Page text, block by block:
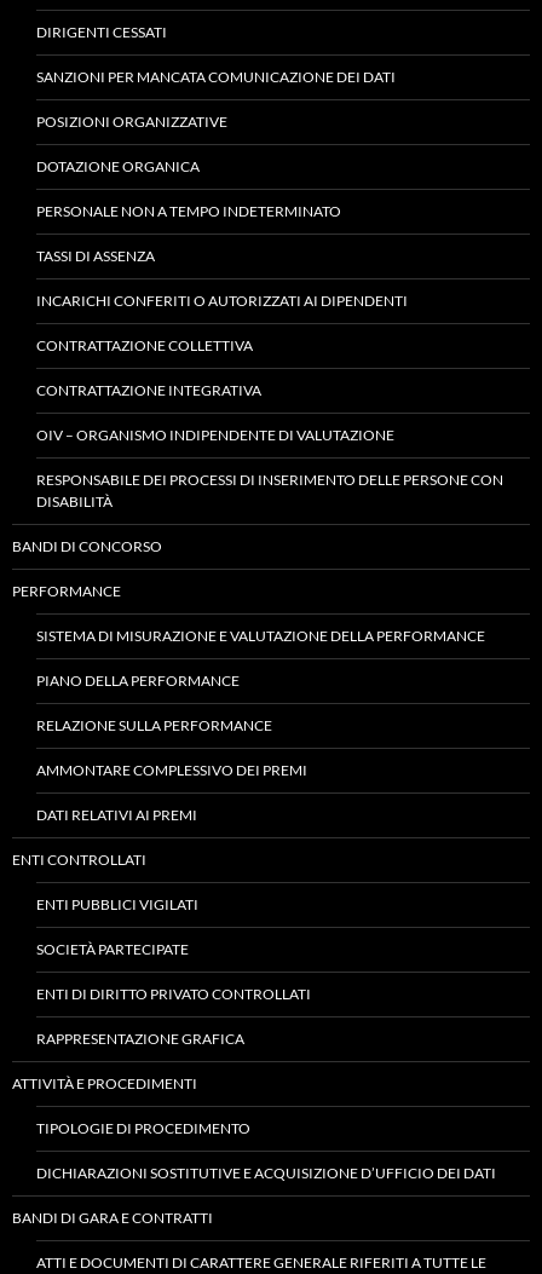
DIRIGENTI CESSATI
SANZIONI PER MANCATA COMUNICAZIONE DEI DATI
POSIZIONI ORGANIZZATIVE
DOTAZIONE ORGANICA
PERSONALE NON A TEMPO INDETERMINATO
TASSI DI ASSENZA
INCARICHI CONFERITI O AUTORIZZATI AI DIPENDENTI
CONTRATTAZIONE COLLETTIVA
CONTRATTAZIONE INTEGRATIVA
OIV – ORGANISMO INDIPENDENTE DI VALUTAZIONE
RESPONSABILE DEI PROCESSI DI INSERIMENTO DELLE PERSONE CON
DISABILITÀ
BANDI DI CONCORSO
PERFORMANCE
SISTEMA DI MISURAZIONE E VALUTAZIONE DELLA PERFORMANCE
PIANO DELLA PERFORMANCE
RELAZIONE SULLA PERFORMANCE
AMMONTARE COMPLESSIVO DEI PREMI
DATI RELATIVI AI PREMI
ENTI CONTROLLATI
ENTI PUBBLICI VIGILATI
SOCIETÀ PARTECIPATE
ENTI DI DIRITTO PRIVATO CONTROLLATI
RAPPRESENTAZIONE GRAFICA
ATTIVITÀ E PROCEDIMENTI
TIPOLOGIE DI PROCEDIMENTO
DICHIARAZIONI SOSTITUTIVE E ACQUISIZIONE D’UFFICIO DEI DATI
BANDI DI GARA E CONTRATTI
ATTI E DOCUMENTI DI CARATTERE GENERALE RIFERITI A TUTTE LE